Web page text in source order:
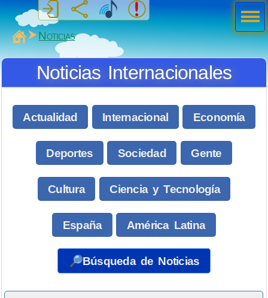
MiSabueso
Noticias
Noticias Internacionales
Actualidad Internacional Economía
Deportes Sociedad Gente
Cultura Ciencia y Tecnología
España América Latina
🔎Búsqueda de Noticias
Men
ú